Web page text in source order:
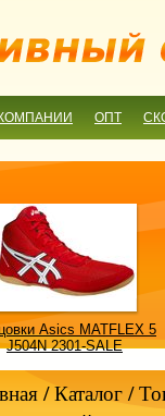
ОПТ
Asics MATFLEX 5
J504N 2301-SALE
/ Каталог /